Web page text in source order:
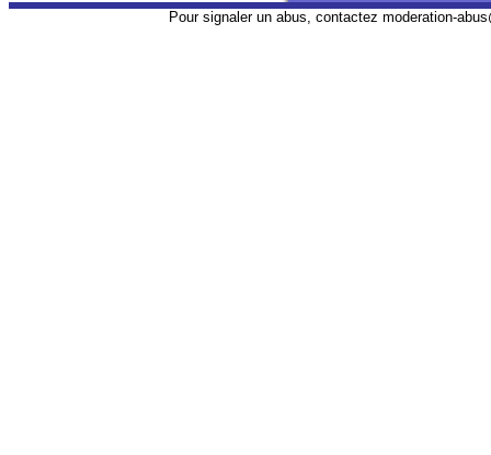
Pour signaler un abus, contactez moderation-